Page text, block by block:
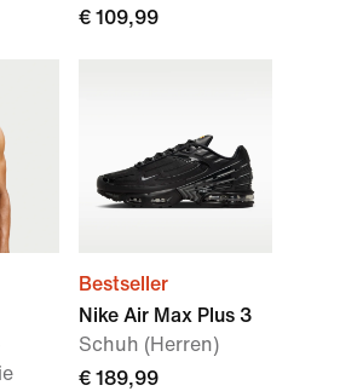
€ 109,99
Bestseller
Nike Air Max Plus 3
Schuh (Herren)
€ 189,99